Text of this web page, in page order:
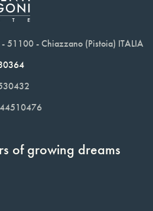
51100 - Chiazzano (Pistoia) ITALIA
of growing dreams